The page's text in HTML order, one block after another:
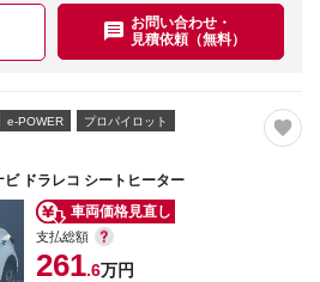
お問い合わせ・
見積依頼（無料）
e-POWER プロパイロット
ドラレコ シートヒーター
車両価格見直し
支払総額
261.6万円